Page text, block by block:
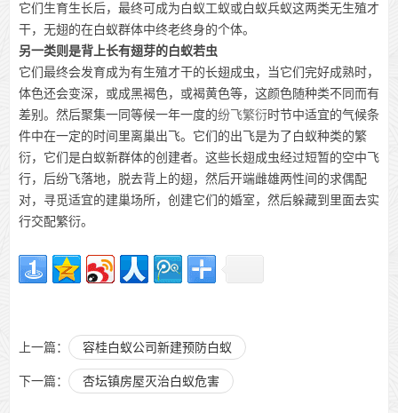
它们生育生长后，最终可成为白蚁工蚁或白蚁兵蚁这两类无生殖才
干，无翅的在白蚁群体中终老终身的个体。
另一类则是背上长有翅芽的白蚁若虫
它们最终会发育成为有生殖才干的长翅成虫，当它们完好成熟时，
体色还会变深，或成黑褐色，或褐黄色等，这颜色随种类不同而有
差别。然后聚集一同等候一年一度的纷飞繁衍时节中适宜的气候条
件中在一定的时间里离巢出飞。它们的出飞是为了白蚁种类的繁
衍，它们是白蚁新群体的创建者。这些长翅成虫经过短暂的空中飞
行，后纷飞落地，脱去背上的翅，然后开端雌雄两性间的求偶配
对，寻觅适宜的建巢场所，创建它们的婚室，然后躲藏到里面去实
行交配繁衍。
上一篇： 容桂白蚁公司新建预防白蚁
下一篇： 杏坛镇房屋灭治白蚁危害